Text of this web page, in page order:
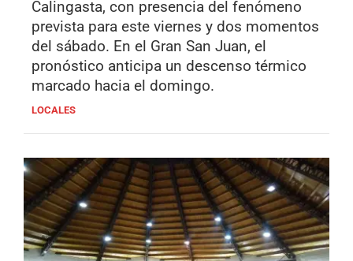
Calingasta, con presencia del fenómeno
prevista para este viernes y dos momentos
del sábado. En el Gran San Juan, el
pronóstico anticipa un descenso térmico
marcado hacia el domingo.
LOCALES